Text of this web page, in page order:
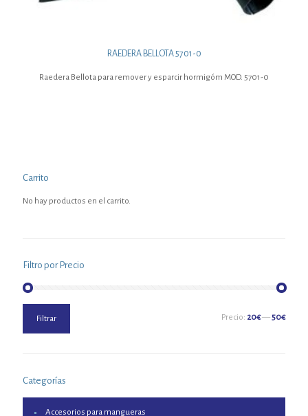
RAEDERA BELLOTA 5701-0
Raedera Bellota para remover y esparcir hormigóm MOD. 5701-0
Carrito
No hay productos en el carrito.
Filtro por Precio
mínimo
máximo
Filtrar Precio: 20€— 50€
Categorías
Accesorios para mangueras